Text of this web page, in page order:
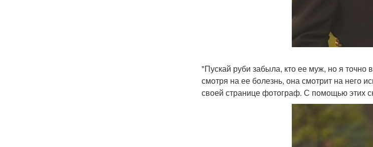
"Пускай руби забыла, кто ее муж, но я точно
смотря на ее болезнь, она смотрит на него
своей странице фотограф. С помощью этих